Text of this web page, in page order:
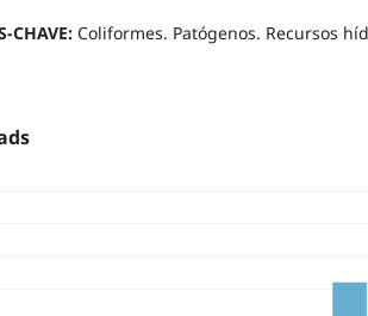
CHAVE: Coliformes. Patógenos. Recursos